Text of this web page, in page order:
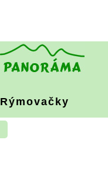
Rýmovačky